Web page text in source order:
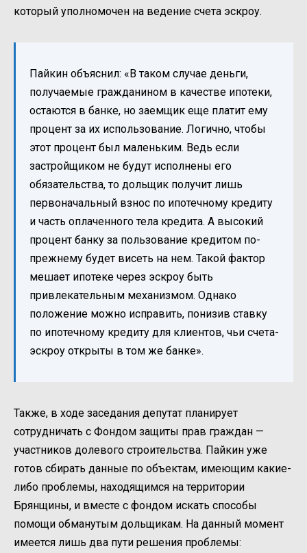
который уполномочен на ведение счета эскроу.
Пайкин объяснил: «В таком случае деньги,
получаемые гражданином в качестве ипотеки,
остаются в банке, но заемщик еще платит ему
процент за их использование. Логично, чтобы
этот процент был маленьким. Ведь если
застройщиком не будут исполнены его
обязательства, то дольщик получит лишь
первоначальный взнос по ипотечному кредиту
и часть оплаченного тела кредита. А высокий
процент банку за пользование кредитом по-
прежнему будет висеть на нем. Такой фактор
мешает ипотеке через эскроу быть
привлекательным механизмом. Однако
положение можно исправить, понизив ставку
по ипотечному кредиту для клиентов, чьи счета-
эскроу открыты в том же банке».
Также, в ходе заседания депутат планирует
сотрудничать с Фондом защиты прав граждан —
участников долевого строительства. Пайкин уже
готов сбирать данные по объектам, имеющим какие-
либо проблемы, находящимся на территории
Брянщины, и вместе с фондом искать способы
помощи обманутым дольщикам. На данный момент
имеется лишь два пути решения проблемы: